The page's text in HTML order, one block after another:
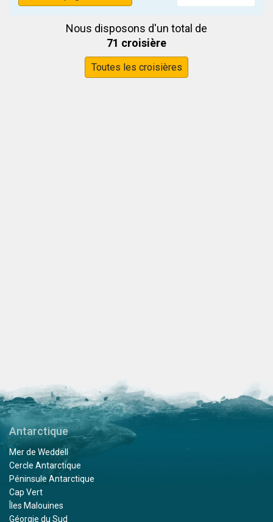
Nous disposons d'un total de
71 croisière
Toutes les croisières
Antarctique
Mer de Weddell
Cercle Antarctique
Péninsule Antarctique
Cap Vert
Îles Malouines
Géorgie du Sud